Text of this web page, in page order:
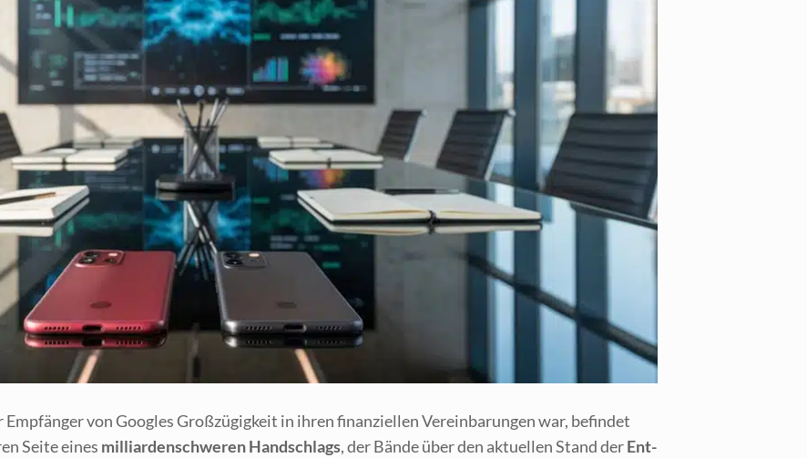
von Goo­gles Groß­zü­gig­keit in ihren finan­zi­el­len Ver­ein­ba­run­gen war, befin­det
Sei­te eines mil­li­ar­den­schwe­ren Hand­schlags, der Bän­de über den aktu­el­len Stand derEnt­